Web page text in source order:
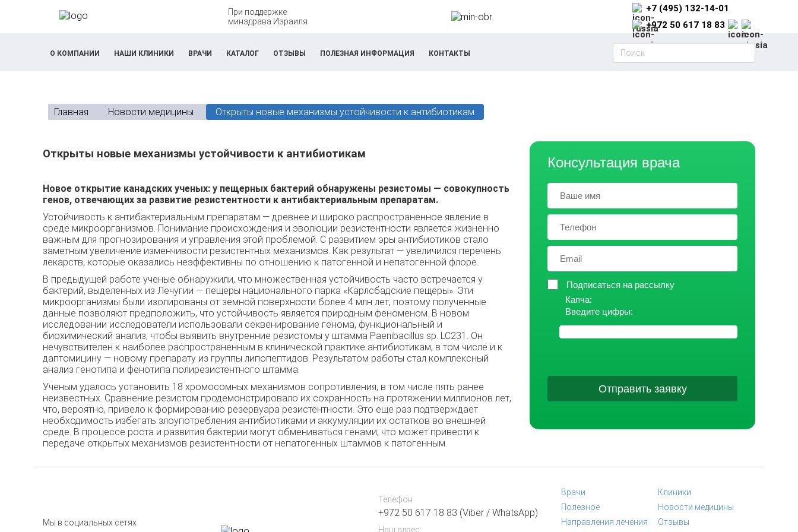
При поддержке
минздрава Израиля
+7 (495) 132-14-01
+972 50 617 18 83
О КОМПАНИИ НАШИ КЛИНИКИ ВРАЧИ КАТАЛОГ ОТЗЫВЫ ПОЛЕЗНАЯ ИНФОРМАЦИЯ КОНТАКТЫ
Главная Новости медицины Открыты​ ​новые​ ​механизмы​ ​устойчивости​ ​к​ ​антибиотикам
Открыты​ ​новые​ ​механизмы​ ​устойчивости​ ​к​ ​антибиотикам
Новое открытие канадских ученых: у пещерных бактерий обнаружены резистомы — совокупность
генов, отвечающих за развитие резистентности к антибактериальным препаратам.
Устойчивость к антибактериальным препаратам — древнее и широко распространенное явление в
среде микроорганизмов. Понимание происхождения и эволюции резистентности является жизненно
важным для прогнозирования и управления этой проблемой. С развитием эры антибиотиков стало
заметным увеличение изменчивости резистентных механизмов. Как результат — увеличился перечень
лекарств, которые оказались неэффективны по отношению к патогенной и непатогенной флоре.
В предыдущей работе ученые обнаружили, что множественная устойчивость часто встречается у
бактерий, выделенных из Лечугии — пещеры национального парка «Карлсбадские пещеры». Эти
микроорганизмы были изолированы от земной поверхности более 4 млн лет, поэтому полученные
данные позволяют предположить, что устойчивость является природным феноменом. В новом
исследовании исследователи использовали секвенирование генома, функциональный и
биохимический анализ, чтобы выявить внутренние резистомы у штамма Paenibacillus sp. LC231. Он
нечувствителен к наиболее распространенным в клинической практике антибиотикам, в том числе и к
даптомицину — новому препарату из группы липопептидов. Результатом работы стал комплексный
анализ генотипа и фенотипа полирезистентного штамма.
Ученым удалось установить 18 хромосомных механизмов сопротивления, в том числе пять ранее
неизвестных. Сравнение резистом продемонстрировало их сохранность на протяжении миллионов лет,
что, вероятно, привело к формированию резервуара резистентности. Это еще раз подтверждает
необходимость избегать злоупотребления антибиотиками и аккумуляции их остатков во внешней
среде. В процессе роста и развития бактерии могут обмениваться генами, что может привести к
передаче открытых механизмов резистентности от непатогенных штаммов к патогенным.
Консультация врача
Подписаться на рассылку
Капча:
Введите цифры:
Отправить заявку
Мы в социальных сетях
Телефон
+972 50 617 18 83 (Viber / WhatsApp)
Наш адрес:
Врачи
Клиники
Полезное
Новости медицины
Направления лечения
Отзывы